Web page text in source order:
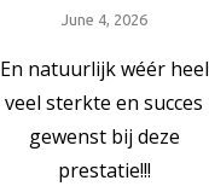
June 4, 2026
En natuurlijk wéér heel
veel sterkte en succes
gewenst bij deze
prestatie!!!